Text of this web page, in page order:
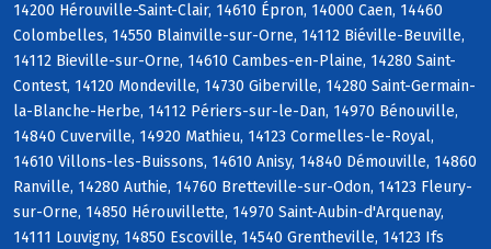
14200 Hérouville-Saint-Clair, 14610 Épron, 14000 Caen, 14460
Colombelles, 14550 Blainville-sur-Orne, 14112 Biéville-Beuville,
14112 Bieville-sur-Orne, 14610 Cambes-en-Plaine, 14280 Saint-
Contest, 14120 Mondeville, 14730 Giberville, 14280 Saint-Germain-
la-Blanche-Herbe, 14112 Périers-sur-le-Dan, 14970 Bénouville,
14840 Cuverville, 14920 Mathieu, 14123 Cormelles-le-Royal,
14610 Villons-les-Buissons, 14610 Anisy, 14840 Démouville, 14860
Ranville, 14280 Authie, 14760 Bretteville-sur-Odon, 14123 Fleury-
sur-Orne, 14850 Hérouvillette, 14970 Saint-Aubin-d'Arquenay,
14111 Louvigny, 14850 Escoville, 14540 Grentheville, 14123 Ifs